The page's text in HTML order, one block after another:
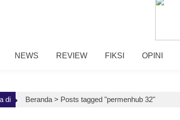
NEWS REVIEW FIKSI OPINI
di Beranda > Posts tagged "permenhub 32"